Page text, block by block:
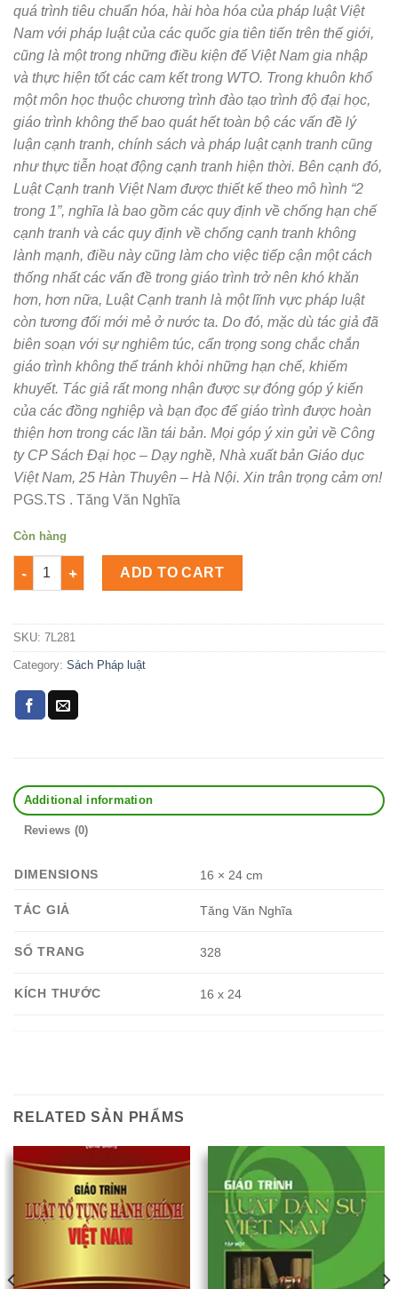
quá trình tiêu chuẩn hóa, hài hòa hóa của pháp luật Việt
Nam với pháp luật của các quốc gia tiên tiến trên thế giới,
cũng là một trong những điều kiện để Việt Nam gia nhập
và thực hiện tốt các cam kết trong WTO. Trong khuôn khổ
một môn học thuộc chương trình đào tạo trình độ đại học,
giáo trình không thể bao quát hết toàn bộ các vấn đề lý
luận cạnh tranh, chính sách và pháp luật cạnh tranh cũng
như thực tiễn hoạt động cạnh tranh hiện thời. Bên cạnh đó,
Luật Cạnh tranh Việt Nam được thiết kế theo mô hình “2
trong 1”, nghĩa là bao gồm các quy định về chống hạn chế
cạnh tranh và các quy định về chống cạnh tranh không
lành mạnh, điều này cũng làm cho việc tiếp cận một cách
thống nhất các vấn đề trong giáo trình trở nên khó khăn
hơn, hơn nữa, Luật Cạnh tranh là một lĩnh vực pháp luật
còn tương đối mới mẻ ở nước ta. Do đó, mặc dù tác giả đã
biên soạn với sự nghiêm túc, cẩn trọng song chắc chắn
giáo trình không thể tránh khỏi những hạn chế, khiếm
khuyết. Tác giả rất mong nhận được sự đóng góp ý kiến
của các đồng nghiệp và bạn đọc để giáo trình được hoàn
thiện hơn trong các lần tái bản. Mọi góp ý xin gửi về Công
ty CP Sách Đại học – Dạy nghề, Nhà xuất bản Giáo dục
Việt Nam, 25 Hàn Thuyên – Hà Nội. Xin trân trọng cảm ơn!
PGS.TS . Tăng Văn Nghĩa
Còn hàng
GIÁO TRÌNH PHÁP LUẬT CẠNH TRANH Số lượng
ADD TO CART
SKU: 7L281
Category: Sách Pháp luật
Additional information
Reviews (0)
DIMENSIONS 16 × 24 cm
TÁC GIẢ Tăng Văn Nghĩa
SỐ TRANG 328
KÍCH THƯỚC 16 x 24
RELATED SẢN PHẨMS